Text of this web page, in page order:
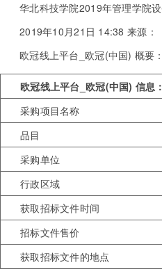
华北科技学院2019年管理学院
2019年10月21日 14:38 来源：
欧冠线上平台_欧冠(中国) 概要：
欧冠线上平台_欧冠(中国) 信息：
采购项目名称
品目
采购单位
行政区域
获取招标文件时间
招标文件售价
获取招标文件的地点